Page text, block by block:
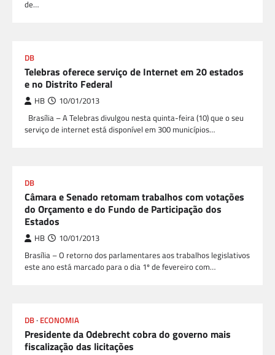
de…
DB
Telebras oferece serviço de Internet em 20 estados
e no Distrito Federal
HB 10/01/2013
Brasília – A Telebras divulgou nesta quinta-feira (10) que o seu
serviço de internet está disponível em 300 municípios…
DB
Câmara e Senado retomam trabalhos com votações
do Orçamento e do Fundo de Participação dos
Estados
HB 10/01/2013
Brasília – O retorno dos parlamentares aos trabalhos legislativos
este ano está marcado para o dia 1º de fevereiro com…
DB ECONOMIA
Presidente da Odebrecht cobra do governo mais
fiscalização das licitações